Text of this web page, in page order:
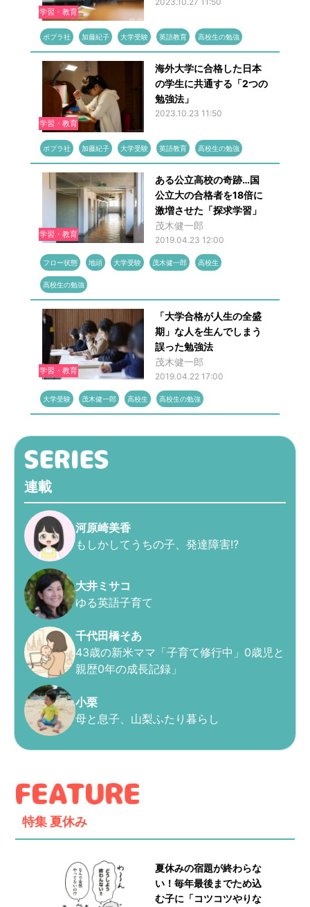
学習・教育
ポプラ社 加藤紀子 大学受験 英語教育 高校生の勉強
学習・教育
海外大学に合格した日本
の学生に共通する「2つの
勉強法」
2023.10.23 11:50
ポプラ社 加藤紀子 大学受験 英語教育 高校生の勉強
学習・教育
ある公立高校の奇跡…国
公立大の合格者を18倍に
激増させた「探求学習」
茂木健一郎
2019.04.23 12:00
フロー状態 地頭 大学受験 茂木健一郎 高校生
高校生の勉強
学習・教育
「大学合格が人生の全盛
期」な人を生んでしまう
誤った勉強法
茂木健一郎
2019.04.22 17:00
大学受験 茂木健一郎 高校生 高校生の勉強
連載
河原崎美香
もしかしてうちの子、発達障害!?
大井ミサコ
ゆる英語子育て
千代田橋そあ
43歳の新米ママ「子育て修行中」0歳児と
親歴0年の成長記録」
小栗
母と息子、山梨ふたり暮らし
特集 夏休み
夏休みの宿題が終わらな
い！毎年最後までため込
む子に「コツコツやりな